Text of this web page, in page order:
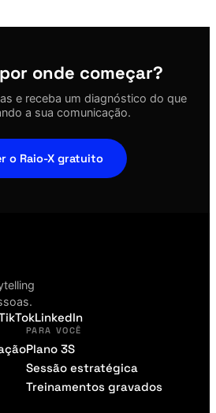
onde começar?
e receba um diagnóstico do que
a sua comunicação.
o Raio-X gratuito
LinkedIn
PARA VOCÊ
Plano 3S
Sessão estratégica
Treinamentos gravados